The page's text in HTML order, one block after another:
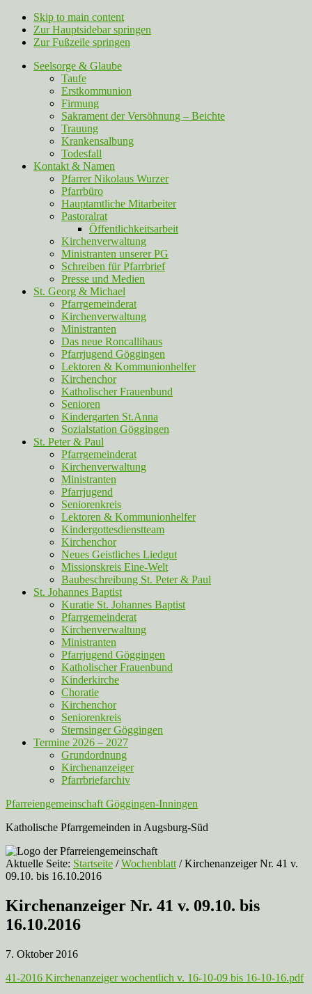
Skip to main content
Zur Hauptsidebar springen
Zur Fußzeile springen
Seelsorge & Glaube
Taufe
Erstkommunion
Firmung
Sakrament der Versöhnung – Beichte
Trauung
Krankensalbung
Todesfall
Kontakt & Namen
Pfarrer Nikolaus Wurzer
Pfarrbüro
Hauptamtliche Mitarbeiter
Pastoralrat
Öffentlichkeitsarbeit
Kirchenverwaltung
Ministranten unserer PG
Schreiben für Pfarrbrief
Presse und Medien
St. Georg & Michael
Pfarrgemeinderat
Kirchenverwaltung
Ministranten
Das neue Roncallihaus
Pfarrjugend Göggingen
Lektoren & Kommunionhelfer
Kirchenchor
Katholischer Frauenbund
Senioren
Kindergarten St.Anna
Sozialstation Göggingen
St. Peter & Paul
Pfarrgemeinderat
Kirchenverwaltung
Ministranten
Pfarrjugend
Seniorenkreis
Lektoren & Kommunionhelfer
Kindergottesdienstteam
Kirchenchor
Neues Geistliches Liedgut
Missionskreis Eine-Welt
Baubeschreibung St. Peter & Paul
St. Johannes Baptist
Kuratie St. Johannes Baptist
Pfarrgemeinderat
Kirchenverwaltung
Ministranten
Pfarrjugend Göggingen
Katholischer Frauenbund
Kinderkirche
Choratie
Kirchenchor
Seniorenkreis
Sternsinger Göggingen
Termine 2026 – 2027
Grundordnung
Kirchenanzeiger
Pfarrbriefarchiv
Pfarreiengemeinschaft Göggingen-Inningen
Katholische Pfarrgemeinden in Augsburg-Süd
Aktuelle Seite: Startseite / Wochenblatt /Kirchenanzeiger Nr. 41 v.
09.10. bis 16.10.2016
Kirchenanzeiger Nr. 41 v. 09.10. bis
16.10.2016
7. Oktober 2016
41-2016 Kirchenanzeiger wochentlich v. 16-10-09 bis 16-10-16.pdf